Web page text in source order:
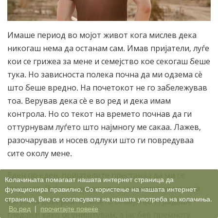
Имаше период во мојот живот кога мислев дека
никогаш нема да останам сам. Имав пријатели, луѓе
кои се грижеа за мене и семејство кое секогаш беше
тука. Но зависноста полека почна да ми одзема сè
што беше вредно. На почетокот не го забележував
тоа. Верував дека сè е во ред и дека имам
контрола. Но со текот на времето почнав да ги
оттурнувам луѓето што најмногу ме сакаа. Лажев,
разочарував и носев одлуки што ги повредуваа
сите околу мене.
Еден по еден, пријателите престанаа да ми се
јавуваат. Луѓето кои искрено се грижеа за мене ја
изгубија довербата. Моето семејство страдаше
гледајќи како се уништувам, а јас бев премногу
Колачињата помагаат нашата интернет страница да
функционира правилно. Со користење на нашата интернет
страница, Вие се согласувате на нашата употреба на колачиња.
Во ред | прочитајте повеќе